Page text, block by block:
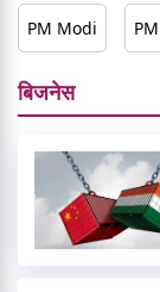
PM Modi
बिजनेस